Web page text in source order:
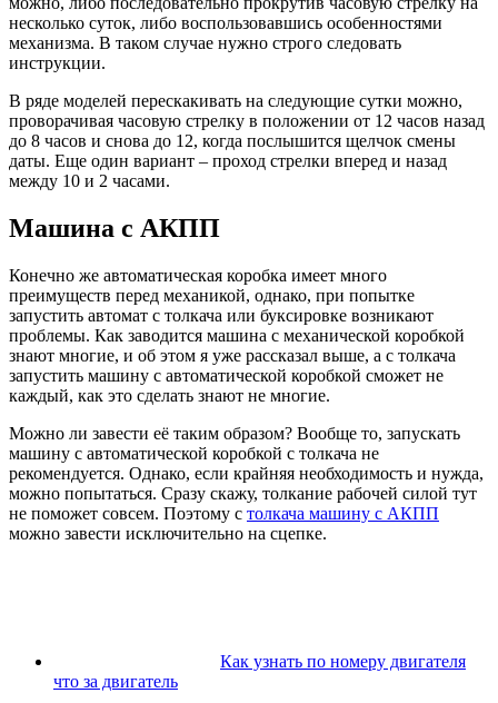
несколько суток, либо воспользовавшись особенностями
механизма. В таком случае нужно строго следовать
инструкции.
В ряде моделей перескакивать на следующие сутки можно,
проворачивая часовую стрелку в положении от 12 часов назад
до 8 часов и снова до 12, когда послышится щелчок смены
даты. Еще один вариант – проход стрелки вперед и назад
между 10 и 2 часами.
Машина с АКПП
Конечно же автоматическая коробка имеет много
преимуществ перед механикой, однако, при попытке
запустить автомат с толкача или буксировке возникают
проблемы. Как заводится машина с механической коробкой
знают многие, и об этом я уже рассказал выше, а с толкача
запустить машину с автоматической коробкой сможет не
каждый, как это сделать знают не многие.
Можно ли завести её таким образом? Вообще то, запускать
машину с автоматической коробкой с толкача не
рекомендуется. Однако, если крайняя необходимость и нужда,
можно попытаться. Сразу скажу, толкание рабочей силой тут
не поможет совсем. Поэтому с толкача машину с АКПП
можно завести исключительно на сцепке.
Как узнать по номеру двигателя
что за двигатель